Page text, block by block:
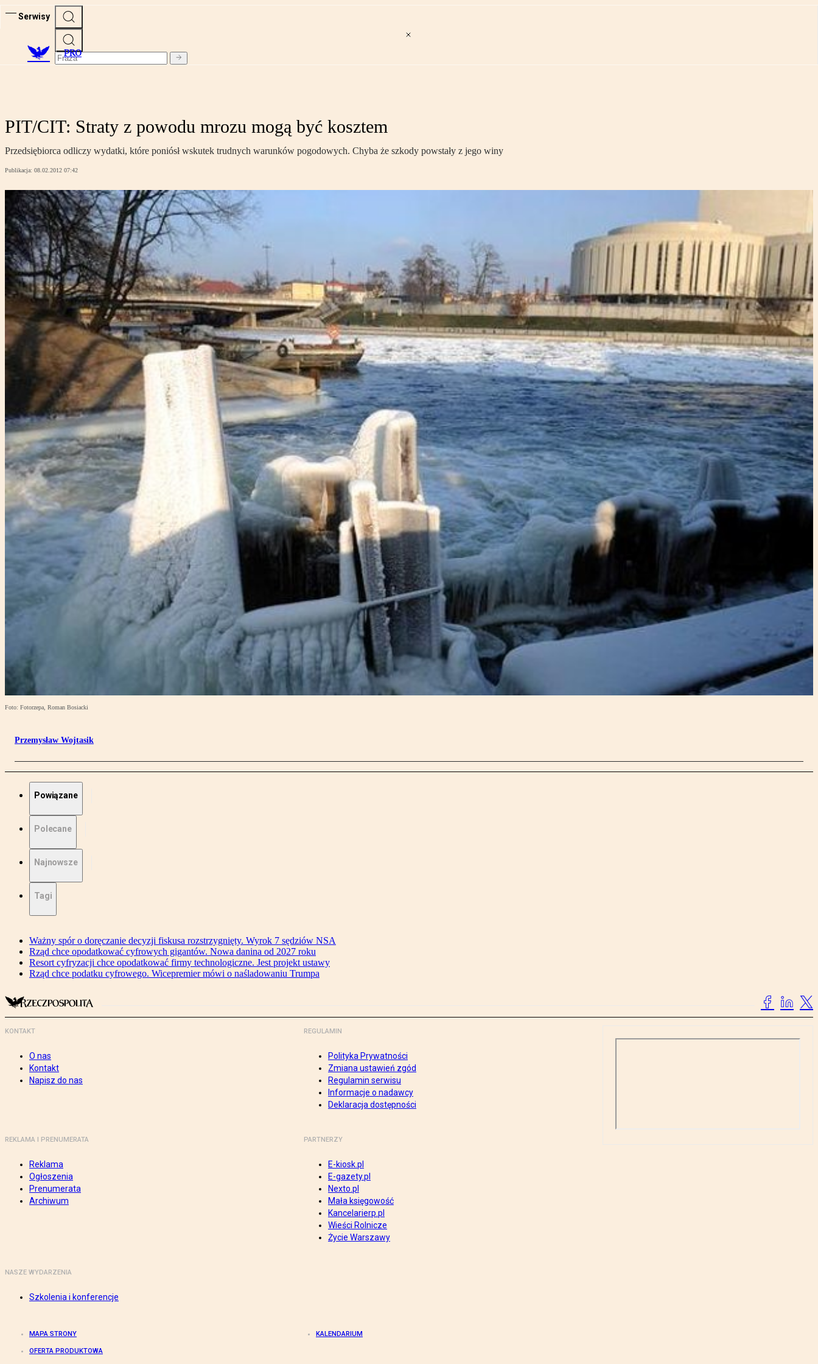
Serwisy
PRO
PIT/CIT: Straty z powodu mrozu mogą być kosztem
Przedsiębiorca odliczy wydatki, które poniósł wskutek trudnych warunków pogodowych. Chyba że szkody powstały z jego winy
Publikacja: 08.02.2012 07:42
Foto: Fotorzepa, Roman Bosiacki
Przemysław Wojtasik
Powiązane
Polecane
Najnowsze
Tagi
Ważny spór o doręczanie decyzji fiskusa rozstrzygnięty. Wyrok 7 sędziów NSA
Rząd chce opodatkować cyfrowych gigantów. Nowa danina od 2027 roku
Resort cyfryzacji chce opodatkować firmy technologiczne. Jest projekt ustawy
Rząd chce podatku cyfrowego. Wicepremier mówi o naśladowaniu Trumpa
KONTAKT
O nas
Kontakt
Napisz do nas
REGULAMIN
Polityka Prywatności
Zmiana ustawień zgód
Regulamin serwisu
Informacje o nadawcy
Deklaracja dostępności
REKLAMA I PRENUMERATA
Reklama
Ogłoszenia
Prenumerata
Archiwum
PARTNERZY
E-kiosk.pl
E-gazety.pl
Nexto.pl
Mała księgowość
Kancelarierp.pl
Wieści Rolnicze
Życie Warszawy
NASZE WYDARZENIA
Szkolenia i konferencje
MAPA STRONY KALENDARIUM
OFERTA PRODUKTOWA